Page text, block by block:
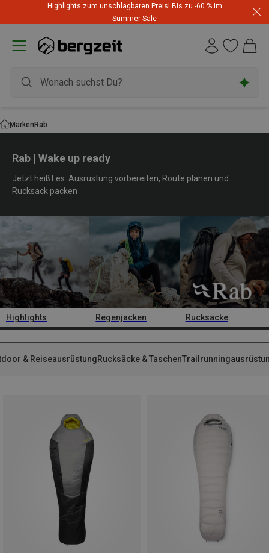
Highlights zum unschlagbaren Preis! Bis zu -60 % im
Summer Sale
MarkenRab
Rab | Wake up ready
Jetzt heißt es: Ausrüstung vorbereiten, Route planen und
Rucksack packen
Highlights Regenjacken Rucksäcke
& ReiseausrüstungRucksäcke & Taschen